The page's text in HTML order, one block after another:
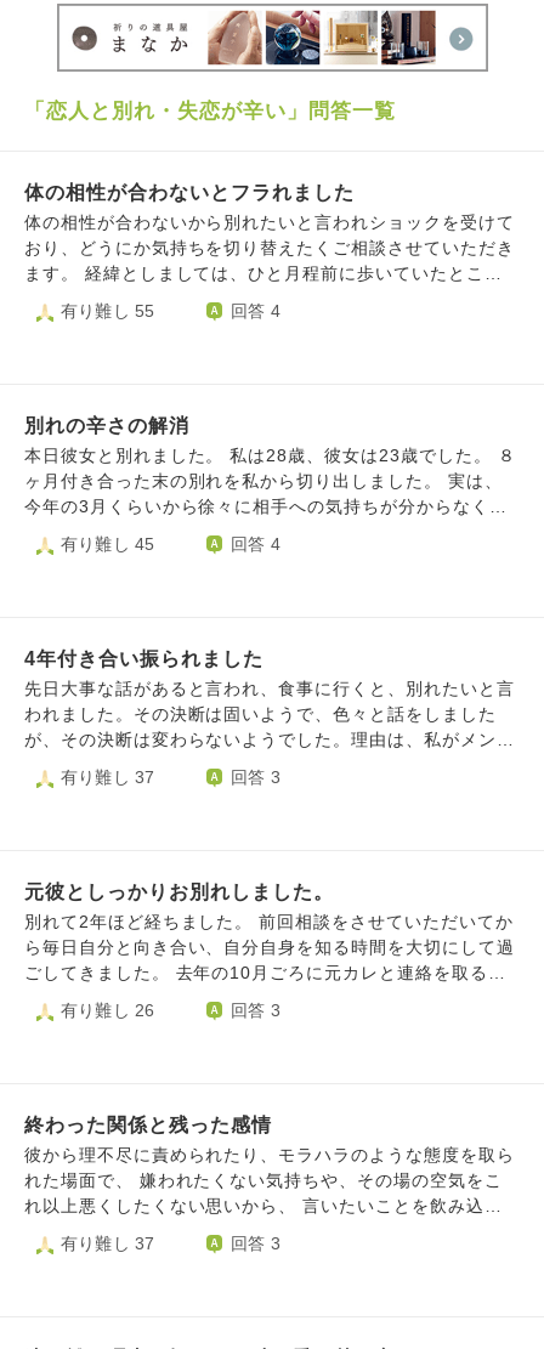
「恋人と別れ・失恋が辛い」問答一覧
体の相性が合わないとフラれました
体の相性が合わないから別れたいと言われショックを受けて
おり、どうにか気持ちを切り替えたくご相談させていただき
ます。 経緯としましては、ひと月程前に歩いていたところ
を声をかけられて、びっくりしましたが、印象が素敵だった
ので連絡先を交換しました。 最初は怪しい(詐欺など)方かな
を持ちました。 その翌々日に、別れたい。理由は体の相性
が合わないから。との連絡がありました。 そのことで自分
に自信がなくなりました。体の相性と言いつつ、もしかした
ら性格が合わないなど他の理由も含めてかもしれませんが、
いった経験が少なく、話を聞いている限り彼女が途切れたこ
投稿いたします。 拙い文章で恐縮ですが、 どうぞよろしく
お願いいたします。
有り難し 55 回答 4
別れの辛さの解消
本日彼女と別れました。 私は28歳、彼女は23歳でした。 ８
ヶ月付き合った末の別れを私から切り出しました。 実は、
今年の3月くらいから徐々に相手への気持ちが分からなくな
り、マッチングアプリを入れては罪悪感から消す、を繰り返
していました。恋人として彼女を好きかという気持ちがはっ
た日には一緒に服を選んでプレゼントするなど、自分なりに
行動してきました。体の関係についても、その流れの中で持
ってしまいましたが、今は申し訳なく思っています。 最後
にデートした日、食事中に私がスマートフォンを見ていたこ
ホを見るなら私を誘わないで」と言われ、強い言い方に戸惑
合いの中で相手からは、「スマホのことは言いすぎたとは思
っているが、あなたはそれ以前に私を恋人として見られなく
なっていたのね。態度に出してくれればわかったのに、ずっ
と変わらなかったから私だけ一方的に好きだったんだね」と
なったと思っていた」とも言われました。 さらに「好きじ
の気持ちと向き合いきれないまま行動してしまっていたのだ
と思います。しかし結果として相手を傷つけてしまい、強い
後悔と自責の念があります。 また、最後に一緒に服を選ん
だ思い出が残っており、楽しかった気持ちや未練のような感
情もあります。 今は、自分の未熟さや曖昧な気持ちへの嫌
悪感と、相手を傷つけてしまった後悔でとてもつらいです。
有り難し 45 回答 4
4年付き合い振られました
先日大事な話があると言われ、食事に行くと、別れたいと言
われました。その決断は固いようで、色々と話をしました
が、その決断は変わらないようでした。理由は、私がメンタ
ル的に不安定になった時に、しんどかった、というのと、仕
事に対する価値観の違い、そして少しずつ溜まってきた我慢
り、いつもと異なる精神状態で、寂しさからかなり厄介な状
態だったと思います。始めの方は辛かったな等寄り添ってく
れていましたが、寄り添っても状態は良くならず、しんどい
と電話越しに言われたことを、別れてから思い出しました。
た。友人からは別れた方が良いんじゃないかとやんわり言わ
ークライフバランスを大切にしていますが、彼は仕事第一優
先、久々に会う日でも、電話やLINEはどの状況でも返して
ましたし、わたしはそれを尊重してました。ただそれだけで
は価値観こ違いを拭い切ることはできなかったようでした。
関わらず、選ぶ店が高い、金銭的な負担があった、静かに過
有り難し 37 回答 3
元彼としっかりお別れしました。
別れて2年ほど経ちました。 前回相談をさせていただいてか
ら毎日自分と向き合い、自分自身を知る時間を大切にして過
ごしてきました。 去年の10月ごろに元カレと連絡を取るき
っかけがあり、つい先日までLINEでたわいのないやり取り
を続けていましたが、彼には新しい彼女がいることもあり、
今は寂しさや消失感があり、ふとした瞬間に気持ちが大きく
揺れることもあります。 それでも今回は、ただ落ち込むだ
けではなく、自分で区切りをつけて前に進めたという達成感
も感じています。新しい道にワクワクもしています。 これ
どんなことを意識して過ごしていけばよいでしょうか。 拙
有り難し 26 回答 3
終わった関係と残った感情
彼から理不尽に責められたり、モラハラのような態度を取ら
れた場面で、 嫌われたくない気持ちや、その場の空気をこ
れ以上悪くしたくない思いから、 言いたいことを飲み込ん
でしまった時、 後から強い後悔や悔しさが一気に込み上げ
てきます。 後から冷静になって自分の気持ちを伝えても 理
有り難し 37 回答 3